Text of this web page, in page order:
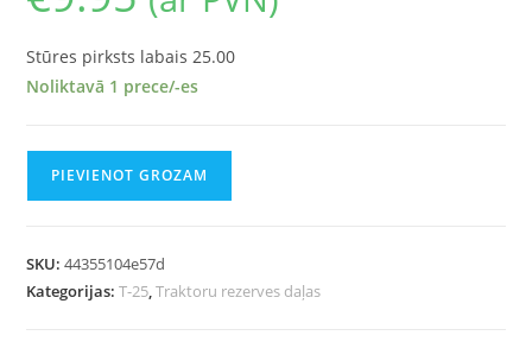
Stūres pirksts labais 25.00
Noliktavā 1 prece/-es
PIEVIENOT GROZAM
SKU:44355104e57d
Kategorijas:T-25 ,Traktoru rezerves daļas